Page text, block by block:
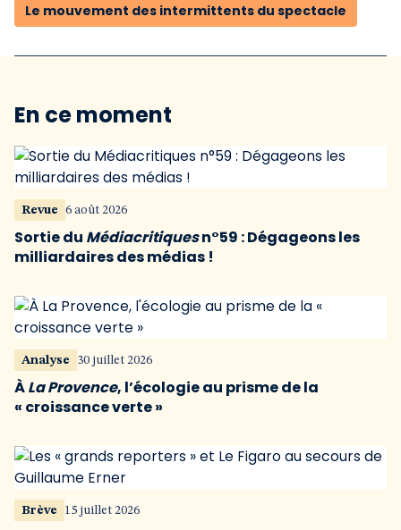
Le mouvement des intermittents du spectacle
En ce moment
Revue 6 août 2026
Sortie du Médiacritiquesn°59 : Dégageons les
milliardaires des médias !
Analyse 30 juillet 2026
ÀLa Provence, l’écologie au prisme de la
« croissance verte »
Brève 15 juillet 2026